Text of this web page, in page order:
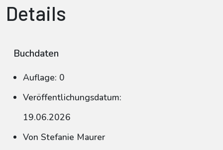
Details
Buchdaten
Auflage: 0
Veröffentlichungsdatum:
19.06.2026
Von Stefanie Maurer